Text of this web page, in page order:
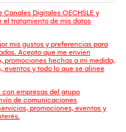
Digitales OECHSLE y
el tratamiento de mis datos
mis gustos y preferencias para
Acepto que me envien
promociones hechas a mi medida,
eventos y todo lo que se alinee
empresas del grupo
de comunicaciones
promociones, eventos y